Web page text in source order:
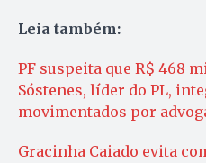
Leia também:
PF suspeita que R$ 468
Sóstenes, líder do PL,
movimentados por
Gracinha Caiado evita